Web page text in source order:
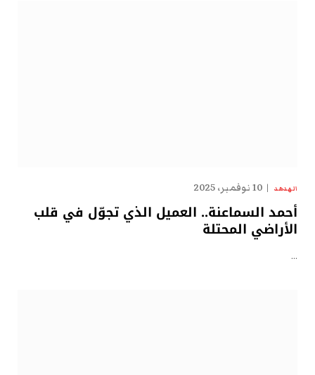
الهدهد 10 نوفمبر، 2025
أحمد السماعنة.. العميل الذي تجوّل في قلب
الأراضي المحتلة
…